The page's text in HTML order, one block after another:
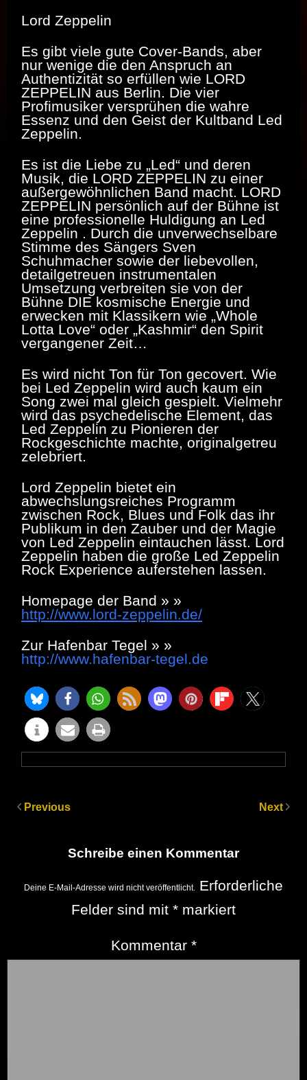
Lord Zeppelin
Es gibt viele gute Cover-Bands, aber
nur wenige die den Anspruch an
Authentizität so erfüllen wie LORD
ZEPPELIN aus Berlin. Die vier
Profimusiker versprühen die wahre
Essenz und den Geist der Kultband Led
Zeppelin.
Es ist die Liebe zu „Led“ und deren
Musik, die LORD ZEPPELIN zu einer
außergewöhnlichen Band macht. LORD
ZEPPELIN persönlich auf der Bühne ist
eine professionelle Huldigung an Led
Zeppelin . Durch die unverwechselbare
Stimme des Sängers Sven
Schuhmacher sowie der liebevollen,
detailgetreuen instrumentalen
Umsetzung verbreiten sie von der
Bühne DIE kosmische Energie und
erwecken mit Klassikern wie „Whole
Lotta Love“ oder „Kashmir“ den Spirit
vergangener Zeit…
Es wird nicht Ton für Ton gecovert. Wie
bei Led Zeppelin wird auch kaum ein
Song zwei mal gleich gespielt. Vielmehr
wird das psychedelische Element, das
Led Zeppelin zu Pionieren der
Rockgeschichte machte, originalgetreu
zelebriert.
Lord Zeppelin bietet ein
abwechslungsreiches Programm
zwischen Rock, Blues und Folk das ihr
Publikum in den Zauber und der Magie
von Led Zeppelin eintauchen lässt. Lord
Zeppelin haben die große Led Zeppelin
Rock Experience auferstehen lassen.
Homepage der Band » »
http://www.lord-zeppelin.de/
Zur Hafenbar Tegel » »
http://www.hafenbar-tegel.de
Previous Next
Schreibe einen Kommentar
Deine E-Mail-Adresse wird nicht veröffentlicht. Erforderliche
Felder sind mit * markiert
Kommentar *